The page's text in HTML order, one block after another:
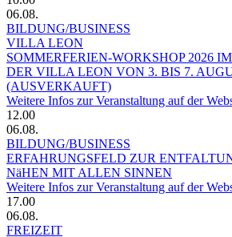
06.08.
BILDUNG/BUSINESS
VILLA LEON
SOMMERFERIEN-WORKSHOP 2026
DER VILLA LEON VON 3. BIS 7.
(AUSVERKAUFT)
Weitere Infos zur Veranstaltung auf der
12.00
06.08.
BILDUNG/BUSINESS
ERFAHRUNGSFELD ZUR
NäHEN MIT ALLEN SINNEN
Weitere Infos zur Veranstaltung auf der
17.00
06.08.
FREIZEIT